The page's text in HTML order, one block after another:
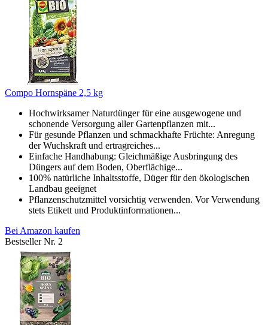
Compo Hornspäne 2,5 kg
Hochwirksamer Naturdünger für eine ausgewogene und
schonende Versorgung aller Gartenpflanzen mit...
Für gesunde Pflanzen und schmackhafte Früchte: Anregung
der Wuchskraft und ertragreiches...
Einfache Handhabung: Gleichmäßige Ausbringung des
Düngers auf dem Boden, Oberflächige...
100% natürliche Inhaltsstoffe, Düger für den ökologischen
Landbau geeignet
Pflanzenschutzmittel vorsichtig verwenden. Vor Verwendung
stets Etikett und Produktinformationen...
Bei Amazon kaufen
Bestseller Nr. 2